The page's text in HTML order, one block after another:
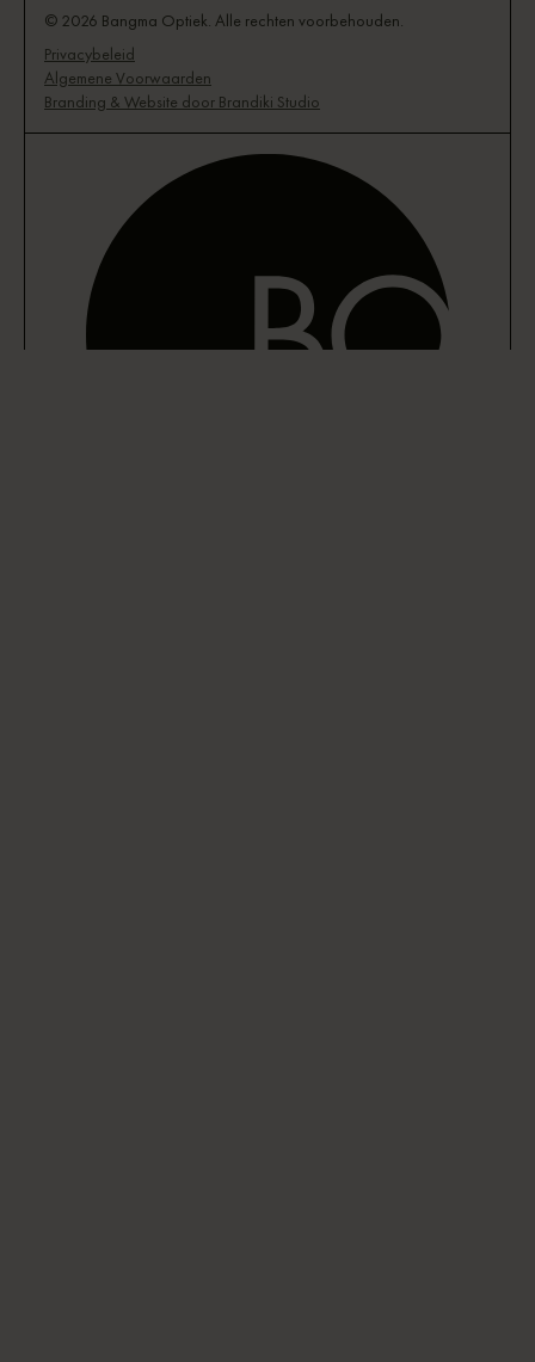
© 2026 Bangma Optiek. Alle rechten voorbehouden.
Privacybeleid
Algemene Voorwaarden
Branding & Website door Brandiki Studio